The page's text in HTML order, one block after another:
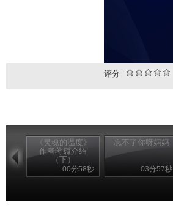
评分
《灵魂的温度》
作者蒋巍介绍
（下）
00分58秒
忘不了你呀妈妈
03分57秒